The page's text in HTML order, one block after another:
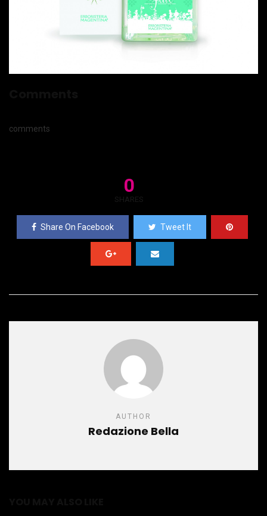
comments
0
SHARES
Share On Facebook Tweet It
AUTHOR
Redazione Bella